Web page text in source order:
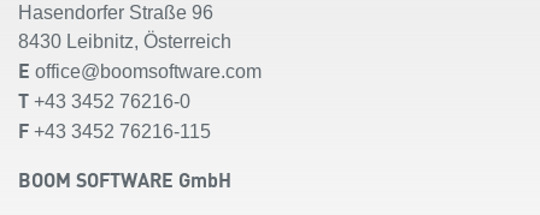
Hasendorfer Straße 96
8430 Leibnitz, Österreich
E office@boomsoftware.com
T +43 3452 76216-0
F +43 3452 76216-115
BOOM SOFTWARE GmbH